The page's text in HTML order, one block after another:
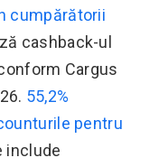
cumpărătorii
cashback-ul
Cargus
55,2%
pentru
include